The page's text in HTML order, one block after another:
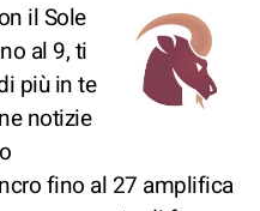
il Sole
al 9, ti
più in te
notizie
fino al 27 amplifica